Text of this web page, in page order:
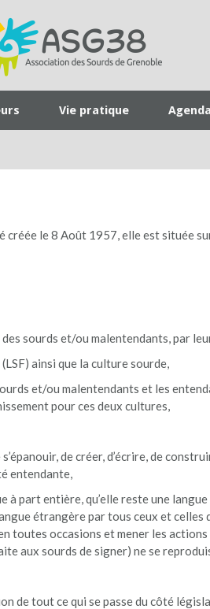
Vie pratique Agenda
créée le 8 Août 1957, elle est située
sourds et/ou malentendants, par
ainsi que la culture sourde,
et/ou malentendants et les
pour ces deux cultures,
de créer, d’écrire, de
entendante,
à part entière, qu’elle reste une
étrangère par tous ceux et
toutes occasions et mener les actions
aux sourds de signer) ne se
de tout ce qui se passe du côté